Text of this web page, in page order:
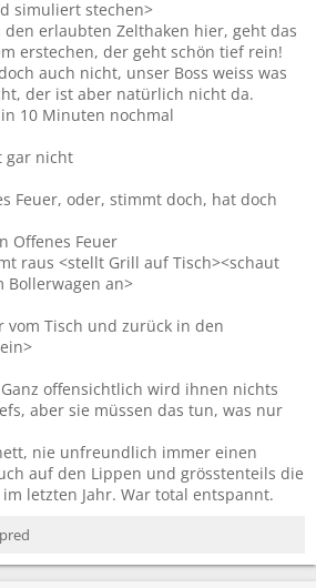
simuliert stechen>
erlaubten Zelthaken hier, geht das
erstechen, der geht schön tief rein!
auch nicht, unser Boss weiss was
der ist aber natürlich nicht da.
10 Minuten nochmal
gar nicht
Feuer, oder, stimmt doch, hat doch
Offenes Feuer
raus <stellt Grill auf Tisch><schaut
Bollerwagen an>
vom Tisch und zurück in den
offensichtlich wird ihnen nichts
aber sie müssen das tun, was nur
nie unfreundlich immer einen
auf den Lippen und grösstenteils die
letzten Jahr. War total entspannt.